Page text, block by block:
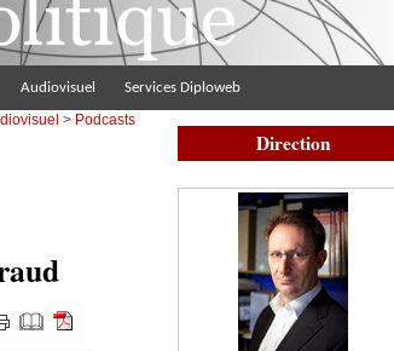
Audiovisuel Services Diploweb
> Podcasts
Direction